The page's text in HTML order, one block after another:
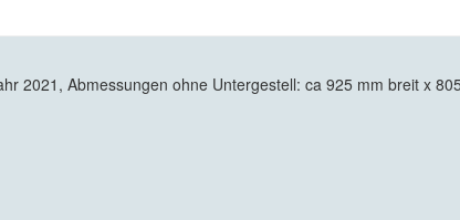
2021, Abmessungen ohne Untergestell: ca 925 mm breit x